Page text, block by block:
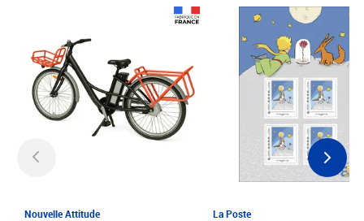
Nouvelle Attitude La Poste
Prix 6,25€ HT